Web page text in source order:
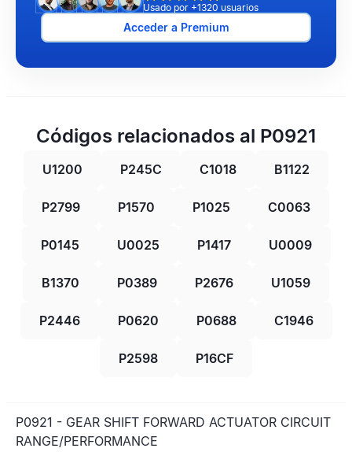
Usado por +1320 usuarios
Acceder a Premium
Códigos relacionados al P0921
U1200 P245C C1018 B1122
P2799 P1570 P1025 C0063
P0145 U0025 P1417 U0009
B1370 P0389 P2676 U1059
P2446 P0620 P0688 C1946
P2598 P16CF
P0921 - GEAR SHIFT FORWARD ACTUATOR CIRCUIT
RANGE/PERFORMANCE